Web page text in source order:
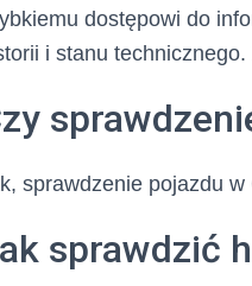
dostępowi do
i stanu
sprawdzenie pojazdu
sprawdzić